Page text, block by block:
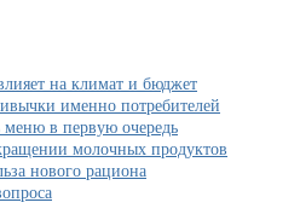
экологии?
Советы
ученых
на климат и бюджет
именно потребителей
меню в первую очередь
молочных продуктов
нового рациона